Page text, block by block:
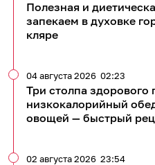
Полезная и
запекаем в духовке
кляре
Три столпа здорового
низкокалорийный
овощей — быстрый
04 августа 2026 02:23
02 августа 2026 23:54